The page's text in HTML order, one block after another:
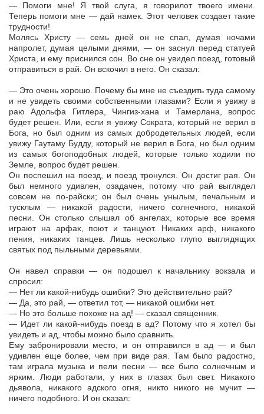
— Помоги мне! Я твой слуга, я говорилот твоего имени.
Теперь помоги мне — дай намек. Этот человек создает такие
трудности!
Молясь Христу — семь дней он не спал, думая ночами
напролет, думая целыми днями, — он заснул перед статуей
Христа, и ему приснился сон. Во сне он увидел поезд, готовый
отправиться в рай. Он вскочил в него. Он сказал:
— Это очень хорошо. Почему бы мне не съездить туда самому
и не увидеть своими собственными глазами? Если я увижу в
раю Адольфа Гитлера, Чингиз-хана и Тамерлана, вопрос
будет решен. Или, если я увижу Сократа, который не верил в
Бога, но был одним из самых добродетельных людей, если
увижу Гаутаму Будду, который не верил в Бога, но был одним
из самых богоподобных людей, которые только ходили по
Земле, вопрос будет решен.
Он поспешил на поезд, и поезд тронулся. Он достиг рая. Он
был немного удивлен, озадачен, потому что рай выглядел
совсем не по-райски; он был очень унылым, печальным и
тусклым — никакой радости, ничего солнечного, никакой
песни. Он столько слышал об ангелах, которые все время
играют на арфах, поют и танцуют. Никаких арф, никакого
пения, никаких танцев. Лишь несколько глупо выглядящих
святых под пыльными деревьями.
Он навел справки — он подошел к начальнику вокзала и
спросил:
— Нет ли какой-нибудь ошибки? Это действительно рай?
— Да, это рай, — ответил тот, — никакой ошибки нет.
— Но это больше похоже на ад! — сказал священник.
— Идет ли какой-нибудь поезд в ад? Потому что я хотел бы
увидеть и ад, чтобы можно было сравнить.
Ему забронировали место, и он отправился в ад — и был
удивлен еще более, чем при виде рая. Там было радостно,
там играла музыка и пели песни — все было солнечным и
ярким. Люди работали, у них в глазах был свет. Никакого
дьявола, никакого адского огня, никто никого не мучит —
ничего подобного. И он сказал: